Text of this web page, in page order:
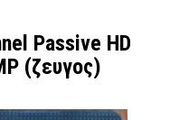
Passive HD
(ζευγος)